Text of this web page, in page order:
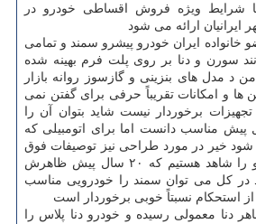
شرایط ویژه فروش اقساطی خودرو در
ارائه می شود
خانواده ایران خودرو پیشرو سمند و تمامی
سورن و دنا بر روی پلت فرم بهینه شده
اند من د مدل های بنزینی و گازسوز روانه بازار
و امکانات تقریباً حرفی برای گفتن نمی
برخوردار نیست شاید بتوان آن را
خودرو ای ۲۰ سال پیش مناسب دانست اما برای اتومبیلی که
ارائه می شود خیر در مورد طراحی نیز توصیفات فوق
صادق است و ما خودرو را شاهد هستیم که ۲۰ سال پیش ظاهرش
در کل می توان سمند را خودرویی مناسب
استحکام نسبتاً خوبی برخوردار است
دنا معمولی رسیده و خودرو دنا پلاس را